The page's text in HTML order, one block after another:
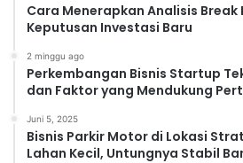
Cara Menerapkan Analisis Break
Keputusan Investasi Baru
2 minggu ago
Perkembangan Bisnis Startup
dan Faktor yang Mendukung
Juni 5, 2025
Bisnis Parkir Motor di Lokasi
Lahan Kecil, Untungnya Stabil